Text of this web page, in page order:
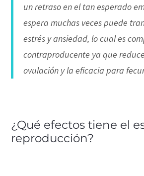
un retraso en el tan esperado
espera muchas veces puede
estrés y ansiedad, lo cual es
contraproducente ya que
ovulación y la eficacia para
¿Qué efectos tiene el
reproducción?